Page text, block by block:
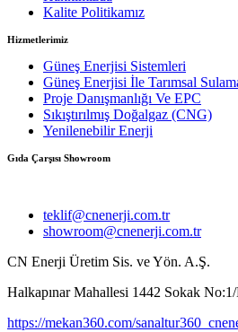
Kalite Politikamız
Hizmetlerimiz
Güneş Enerjisi Sistemleri
Güneş Enerjisi İle Tarımsal
Proje Danışmanlığı Ve EPC
Sıkıştırılmış Doğalgaz (CNG)
Yenilenebilir Enerji
Gıda Çarşısı Showroom
teklif@cnenerji.com.tr
showroom@cnenerji.com.tr
CN Enerji Üretim Sis. ve Yön. A.Ş.
Halkapınar Mahallesi 1442 Sokak
https://mekan360.com/